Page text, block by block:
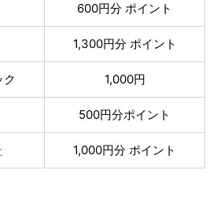
600円分 ポイント
1,300円分 ポイント
1,000円
500円分ポイント
1,000円分 ポイント